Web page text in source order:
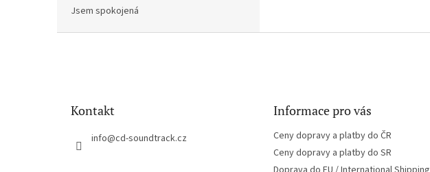
Jsem spokojená
Kontakt
info@cd-soundtrack.cz
Informace pro vás
Ceny dopravy a platby do ČR
Ceny dopravy a platby do SR